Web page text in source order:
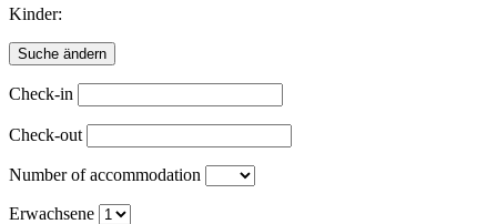
Kinder:
Check-in
Check-out
Number of accommodation
Erwachsene